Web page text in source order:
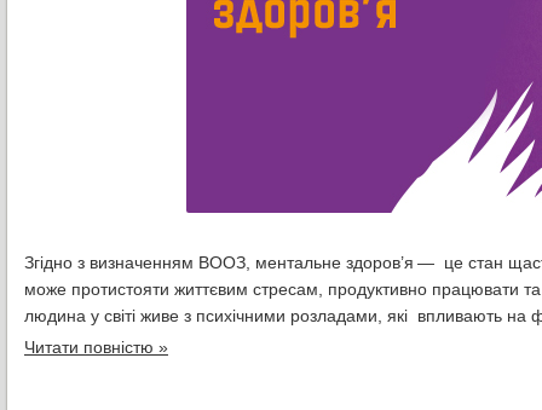
Згідно з визначенням ВООЗ, ментальне здоров’я — це стан
може протистояти життєвим стресам, продуктивно працювати
людина у світі живе з психічними розладами, які впливають на
Читати повністю »